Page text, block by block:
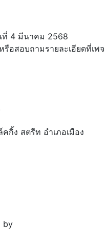
ที่ 4 มีนาคม 2568
อสอบถามรายละเอียดที่เพจ
กิ้ง สตรีท อำเภอเมือง​
by